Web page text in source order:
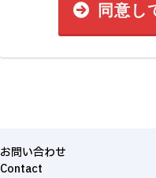
同意し
お問い合わせ
Contact